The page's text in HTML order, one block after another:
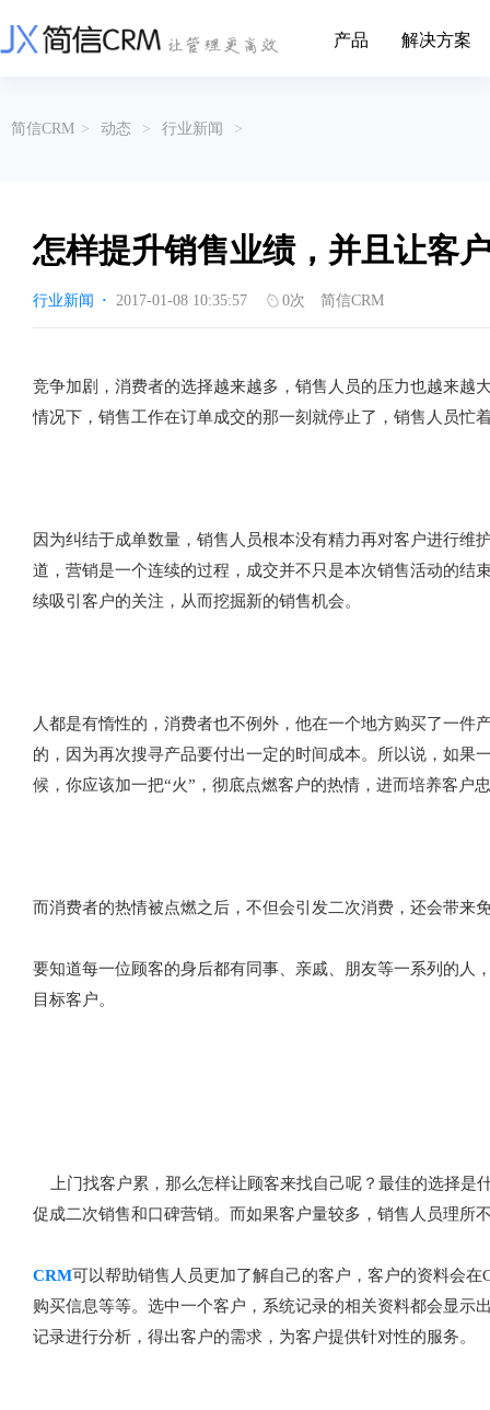
产品
营销云
从营销获客到商机转化的全流程管理
渠道云
融合分公司、经销商、总部伙伴管理
涵盖多种售前/后服务元素功能和接入
解决方案
挖现有客户价值以及开发更多新...
的现代化管理
传媒企业自身由于数字化传媒的发
展，对其内部控制建设和完善也是...
进装修行业往
互联网等相关信息技术的发展是支撑
互联网金融模式发展的基石，给...
通过数字化方
享受个性化的
帮助文档
以CRM产品为基础的功能点
关于简信
免责声明
简信CRM > 动态 > 行业新闻 >
怎样提升销售业绩，并且让客
行业新闻 · 2017-01-08 10:35:57 0次 简信CRM
竞争加剧，消费者的选择越来越多，销售人员的压力也越来越
情况下，销售工作在订单成交的那一刻就停止了，销售人员忙
因为纠结于成单数量，销售人员根本没有精力再对客户进行
道，营销是一个连续的过程，成交并不只是本次销售活动的结
续吸引客户的关注，从而挖掘新的销售机会。
人都是有惰性的，消费者也不例外，他在一个地方购买了一
的，因为再次搜寻产品要付出一定的时间成本。所以说，如果
候，你应该加一把“火”，彻底点燃客户的热情，进而培养客户
而消费者的热情被点燃之后，不但会引发二次消费，还会带来
要知道每一位顾客的身后都有同事、亲戚、朋友等一系列的人
目标客户。
上门找客户累，那么怎样让顾客来找自己呢？最佳的选择是
促成二次销售和口碑营销。而如果客户量较多，销售人员理所
CRM可以帮助销售人员更加了解自己的客户，客户的资料会
购买信息等等。选中一个客户，系统记录的相关资料都会显示
记录进行分析，得出客户的需求，为客户提供针对性的服务。